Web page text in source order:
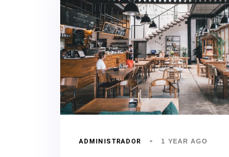
ADMINISTRADOR 1 YEAR AGO